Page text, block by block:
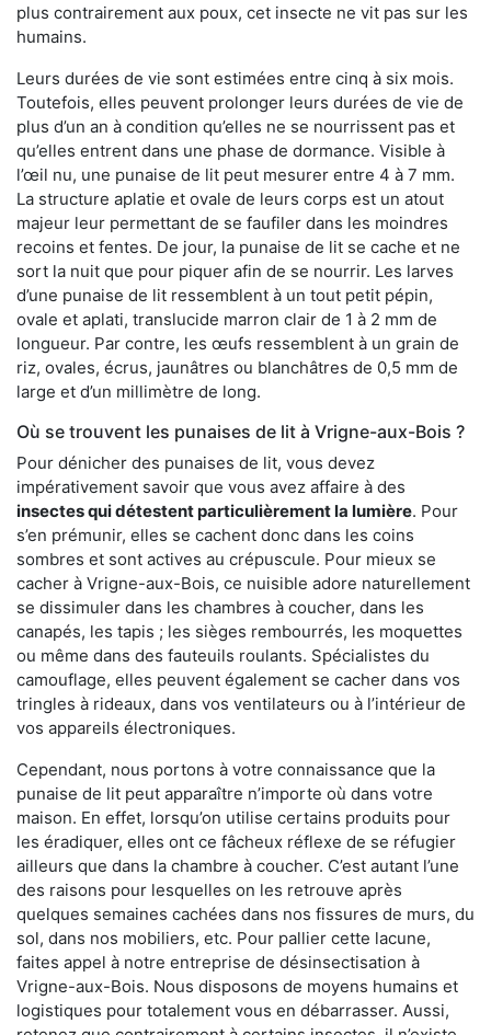
plus contrairement aux poux, cet insecte ne vit pas sur les
humains.
Leurs durées de vie sont estimées entre cinq à six mois.
Toutefois, elles peuvent prolonger leurs durées de vie de
plus d’un an à condition qu’elles ne se nourrissent pas et
qu’elles entrent dans une phase de dormance. Visible à
l’œil nu, une punaise de lit peut mesurer entre 4 à 7 mm.
La structure aplatie et ovale de leurs corps est un atout
majeur leur permettant de se faufiler dans les moindres
recoins et fentes. De jour, la punaise de lit se cache et ne
sort la nuit que pour piquer afin de se nourrir. Les larves
d’une punaise de lit ressemblent à un tout petit pépin,
ovale et aplati, translucide marron clair de 1 à 2 mm de
longueur. Par contre, les œufs ressemblent à un grain de
riz, ovales, écrus, jaunâtres ou blanchâtres de 0,5 mm de
large et d’un millimètre de long.
Où se trouvent les punaises de lit à Vrigne-aux-Bois ?
Pour dénicher des punaises de lit, vous devez
impérativement savoir que vous avez affaire à des
insectes qui détestent particulièrement la lumière. Pour
s’en prémunir, elles se cachent donc dans les coins
sombres et sont actives au crépuscule. Pour mieux se
cacher à Vrigne-aux-Bois, ce nuisible adore naturellement
se dissimuler dans les chambres à coucher, dans les
canapés, les tapis ; les sièges rembourrés, les moquettes
ou même dans des fauteuils roulants. Spécialistes du
camouflage, elles peuvent également se cacher dans vos
tringles à rideaux, dans vos ventilateurs ou à l’intérieur de
vos appareils électroniques.
Cependant, nous portons à votre connaissance que la
punaise de lit peut apparaître n’importe où dans votre
maison. En effet, lorsqu’on utilise certains produits pour
les éradiquer, elles ont ce fâcheux réflexe de se réfugier
ailleurs que dans la chambre à coucher. C’est autant l’une
des raisons pour lesquelles on les retrouve après
quelques semaines cachées dans nos fissures de murs, du
sol, dans nos mobiliers, etc. Pour pallier cette lacune,
faites appel à notre entreprise de désinsectisation à
Vrigne-aux-Bois. Nous disposons de moyens humains et
logistiques pour totalement vous en débarrasser. Aussi,